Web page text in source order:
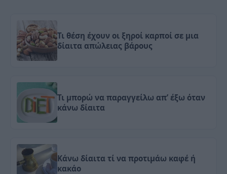
Τι θέση έχουν οι ξηροί καρποί σε μια
δίαιτα απώλειας βάρους
Τι μπορώ να παραγγείλω απ’ έξω όταν
κάνω δίαιτα
Κάνω δίαιτα τί να προτιμάω καφέ ή
κακάο